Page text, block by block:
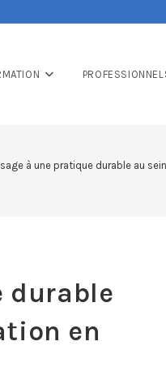
à une pratique durable au
durable
en